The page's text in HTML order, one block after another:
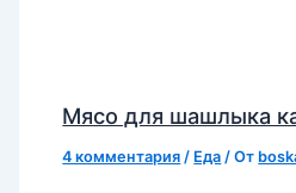
Мясо для шашлыка
4 комментария / Еда / От